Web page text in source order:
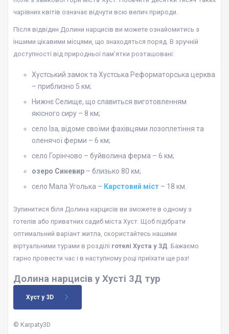
чарівних квітів означає відчути всю велич природи.
Після відвідин Долини нарцисів ви можете ознайомитись з
іншими цікавими місцями, що знаходяться поряд. В зручній
доступності від природньої пам’ятки розташовані:
Хустський замок та Хустська Реформаторська церква
– приблизно 5 км;
Нижнє Селище, що славиться виготовленням
якісного сиру – 8 км;
село Іза, відоме своїми фахівцями лозоплетіння та
оленячої ферми – 6 км;
село Горінчово – буйволина ферма – 6 км;
озеро Синевир – близько 80 км;
село Мала Уголька – Карстовий міст – 18 км.
Зупинитися біля Долина нарцисів ви зможете в одному з
готелів або приватних садиб міста Хуст. Щоб підібрати
оптимальний варіант житла, скористайтесь нашими
віртуальними турами в розділі готелі Хуста у 3Д. Бажаємо
гарно провести час і в наступному році приїхати ще раз!
Долина нарцисів у Хусті 3Д тур
Хуст у 3D
© Karpaty3D